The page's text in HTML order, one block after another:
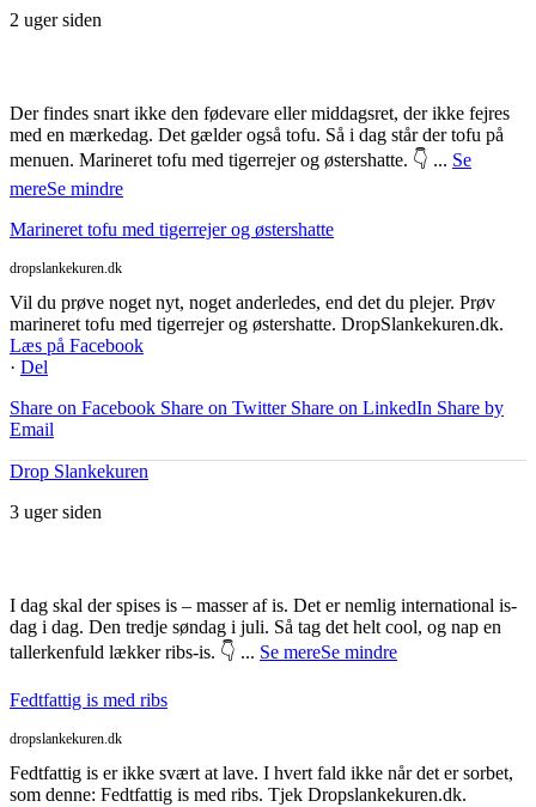
2 uger siden
Der findes snart ikke den fødevare eller middagsret, der ikke fejres
med en mærkedag. Det gælder også tofu. Så i dag står der tofu på
menuen. Marineret tofu med tigerrejer og østershatte. 👇 ... Se
mereSe mindre
Marineret tofu med tigerrejer og østershatte
dropslankekuren.dk
Vil du prøve noget nyt, noget anderledes, end det du plejer. Prøv
marineret tofu med tigerrejer og østershatte. DropSlankekuren.dk.
Læs på Facebook
· Del
Share on Facebook Share on Twitter Share on LinkedIn Share by
Email
Drop Slankekuren
3 uger siden
I dag skal der spises is – masser af is. Det er nemlig international is-
dag i dag. Den tredje søndag i juli. Så tag det helt cool, og nap en
tallerkenfuld lækker ribs-is. 👇 ... Se mereSe mindre
Fedtfattig is med ribs
dropslankekuren.dk
Fedtfattig is er ikke svært at lave. I hvert fald ikke når det er sorbet,
som denne: Fedtfattig is med ribs. Tjek Dropslankekuren.dk.